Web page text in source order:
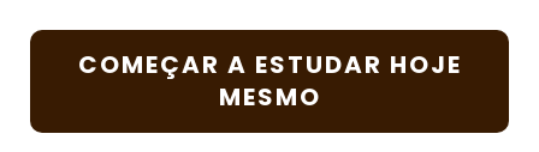
COMEÇAR A ESTUDAR HOJE
MESMO